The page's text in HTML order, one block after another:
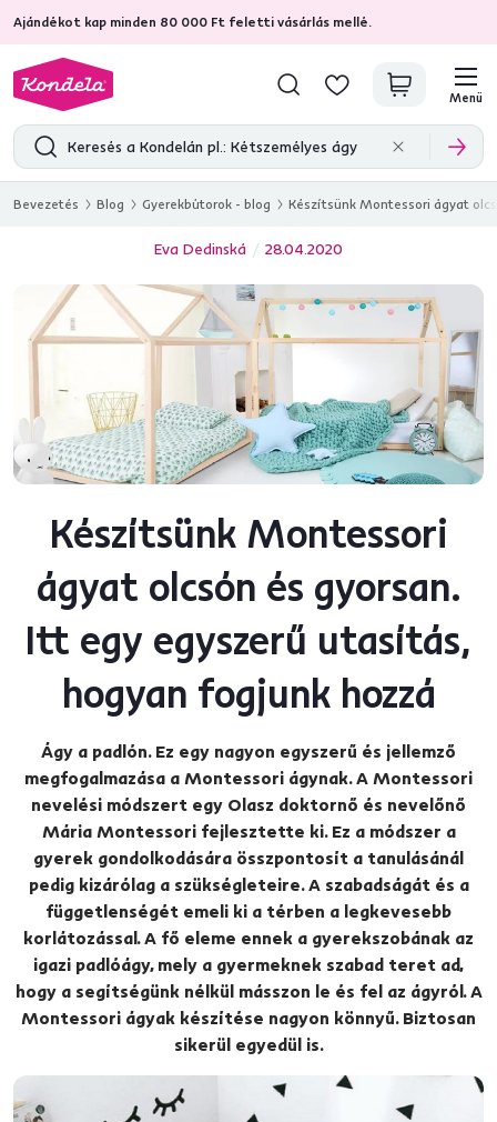
Ajándékot kap minden 80 000 Ft feletti vásárlás mellé.
4,7 31 211 ellenőrzött termékértékelések
Menü
Bevezetés Blog Gyerekbútorok - blog Készítsünk Montessori ágyat
Eva Dedinská 28.04.2020
Készítsünk Montessori
ágyat olcsón és gyorsan.
Itt egy egyszerű utasítás,
hogyan fogjunk hozzá
Ágy a padlón. Ez egy nagyon egyszerű és jellemző
megfogalmazása a Montessori ágynak. A Montessori
nevelési módszert egy Olasz doktornő és nevelőnő
Mária Montessori fejlesztette ki. Ez a módszer a
gyerek gondolkodására összpontosít a tanulásánál
pedig kizárólag a szükségleteire. A szabadságát és a
függetlenségét emeli ki a térben a legkevesebb
korlátozással. A fő eleme ennek a gyerekszobának az
igazi padlóágy, mely a gyermeknek szabad teret ad,
hogy a segítségünk nélkül másszon le és fel az ágyról. A
Montessori ágyak készítése nagyon könnyű. Biztosan
sikerül egyedül is.